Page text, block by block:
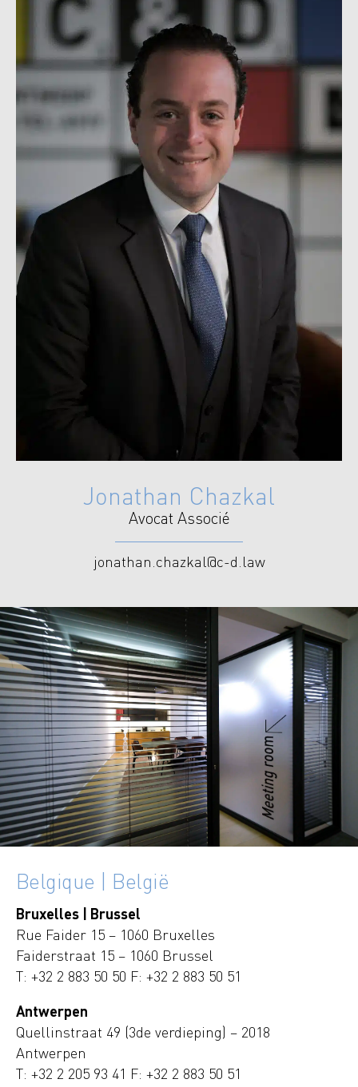
Jonathan Chazkal
Avocat Associé
jonathan.chazkal@c-d.law
Belgique | België
Bruxelles | Brussel
Rue Faider 15 – 1060 Bruxelles
Faiderstraat 15 – 1060 Brussel
T: +32 2 883 50 50 F: +32 2 883 50 51
Antwerpen
Quellinstraat 49 (3de verdieping) – 2018
Antwerpen
T: +32 2 205 93 41 F: +32 2 883 50 51